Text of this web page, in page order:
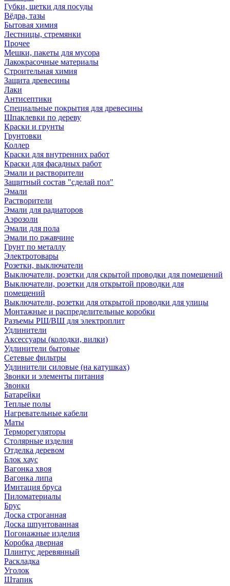
Губки, щетки для посуды
Вёдра, тазы
Бытовая химия
Лестницы, стремянки
Прочее
Мешки, пакеты для мусора
Лакокрасочные материалы
Строительная химия
Защита древесины
Лаки
Антисептики
Специальные покрытия для древесины
Шпаклевки по дереву
Краски и грунты
Грунтовки
Коллер
Краски для внутренних работ
Краски для фасадных работ
Эмали и растворители
Защитный состав "сделай пол"
Эмали
Растворители
Эмали для радиаторов
Аэрозоли
Эмали для пола
Эмали по ржавчине
Грунт по металлу
Электротовары
Розетки, выключатели
Выключатели, розетки для скрытой проводки для помещений
Выключатели, розетки для открытой проводки для
помещений
Выключатели, розетки для открытой проводки для улицы
Монтажные и распределительные коробки
Разъемы РШ/ВШ для электроплит
Удлинители
Аксессуары (колодки, вилки)
Удлинители бытовые
Сетевые фильтры
Удлинители силовые (на катушках)
Звонки и элементы питания
Звонки
Батарейки
Теплые полы
Нагревательные кабели
Маты
Терморегуляторы
Столярные изделия
Отделка деревом
Блок хаус
Вагонка хвоя
Вагонка липа
Имитация бруса
Пиломатериалы
Брус
Доска строганная
Доска шпунтованная
Погонажные изделия
Коробка дверная
Плинтус деревянный
Раскладка
Уголок
Штапик